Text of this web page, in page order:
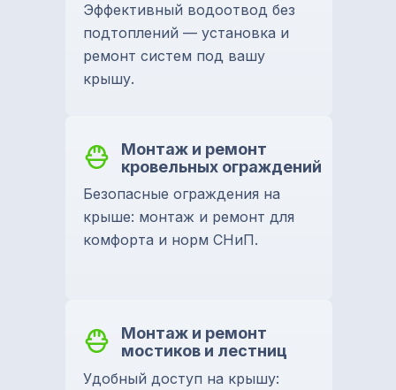
Эффективный водоотвод без
подтоплений — установка и
ремонт систем под вашу
крышу.
Монтаж и ремонт
кровельных ограждений
Безопасные ограждения на
крыше: монтаж и ремонт для
комфорта и норм СНиП.
Монтаж и ремонт
мостиков и лестниц
Удобный доступ на крышу: